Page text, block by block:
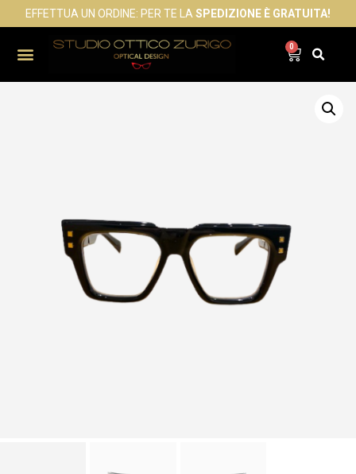
EFFETTUA UN ORDINE: PER TE LA SPEDIZIONE È GRATUITA!
0